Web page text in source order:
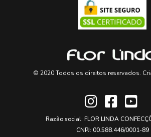
© 2020 Todos os direitos reservados.
Razão social: FLOR LINDA
CNPJ: 00.588.446/0001-89